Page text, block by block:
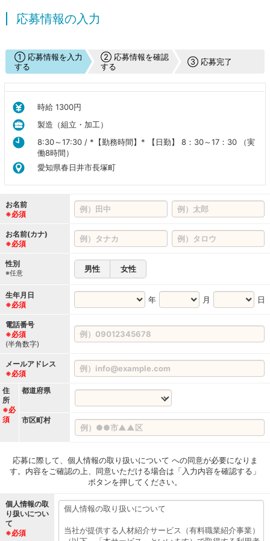
応募情報の入力
① 応募情報を入力
する
② 応募情報を確認
する
③ 応募完了
時給 1300円
製造（組立・加工）
8:30～17:30 / *【勤務時間】* 【日勤】 8：30～17：30 （実
働8時間）
愛知県春日井市長塚町
お名前
※必須
お名前(カナ)
※必須
性別
※任意 男性 女性
生年月日
※必須
年 月 日
電話番号
※必須
(半角数字)
メールアドレス
※必須
住
所
※必
須
都道府県
市区町村
応募に際して、個人情報の取り扱いについて への同意が必要になりま
す。内容をご確認の上、同意いただける場合は「入力内容を確認する」
ボタンを押してください。
個人情報の取
り扱いについ
て
※必須